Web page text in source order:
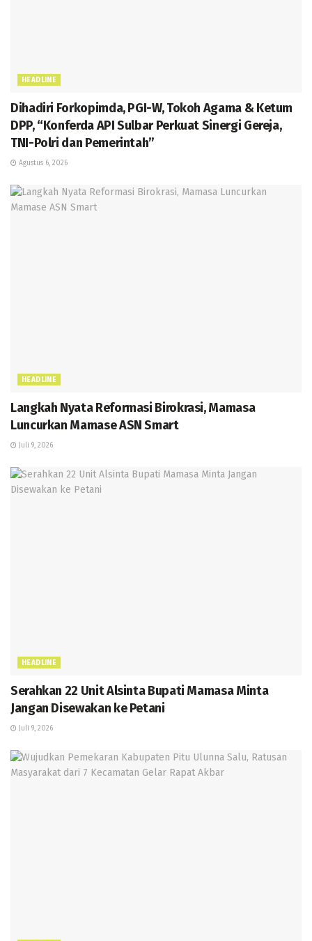
HEADLINE
Dihadiri Forkopimda, PGI-W, Tokoh Agama & Ketum
DPP, “Konferda API Sulbar Perkuat Sinergi Gereja,
TNI-Polri dan Pemerintah”
Agustus 6, 2026
HEADLINE
Langkah Nyata Reformasi Birokrasi, Mamasa
Luncurkan Mamase ASN Smart
Juli 9, 2026
HEADLINE
Serahkan 22 Unit Alsinta Bupati Mamasa Minta
Jangan Disewakan ke Petani
Juli 9, 2026